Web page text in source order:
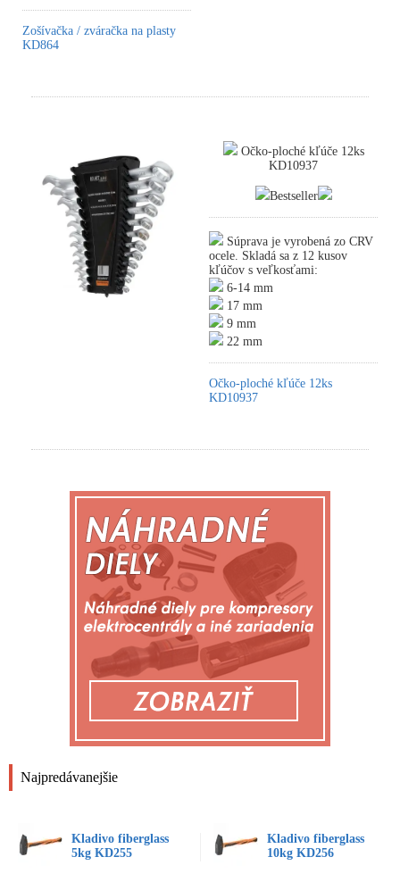
Najpredávanejšie
Kladivo fiberglass
5kg KD255
Kladivo fiberglass
10kg KD256
Zošívačka / zváračka na plasty
KD864
Očko-ploché kľúče 12ks
KD10937
Bestseller
Súprava je vyrobená zo CRV
ocele. Skladá sa z 12 kusov
kľúčov s veľkosťami:
6-14 mm
17 mm
9 mm
22 mm
Očko-ploché kľúče 12ks
KD10937